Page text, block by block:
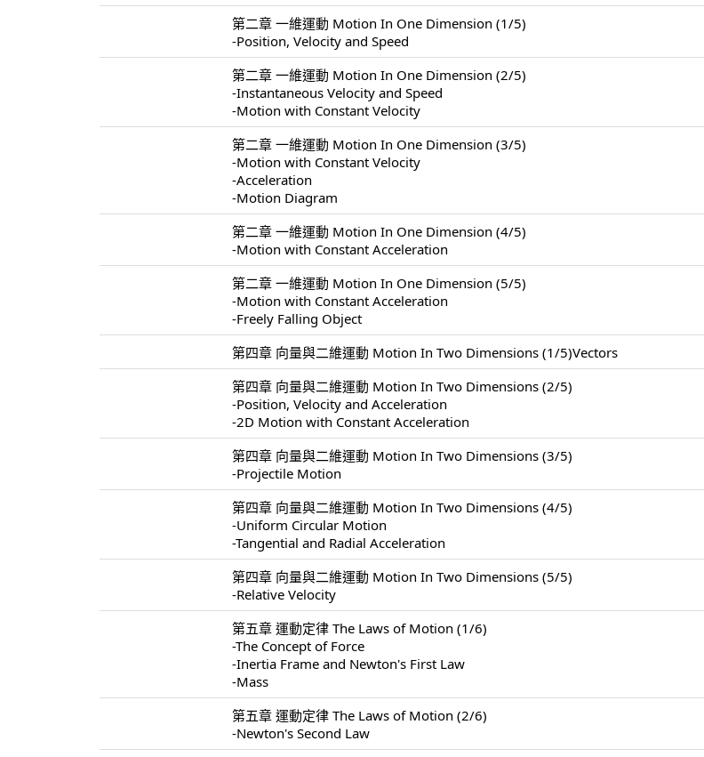
第二章 一維運動 Motion In One Dimension (1/5)
-Position, Velocity and Speed
第二章 一維運動 Motion In One Dimension (2/5)
-Instantaneous Velocity and Speed
-Motion with Constant Velocity
第二章 一維運動 Motion In One Dimension (3/5)
-Motion with Constant Velocity
-Acceleration
-Motion Diagram
第二章 一維運動 Motion In One Dimension (4/5)
-Motion with Constant Acceleration
第二章 一維運動 Motion In One Dimension (5/5)
-Motion with Constant Acceleration
-Freely Falling Object
第四章 向量與二維運動 Motion In Two Dimensions (1/5)Vectors
第四章 向量與二維運動 Motion In Two Dimensions (2/5)
-Position, Velocity and Acceleration
-2D Motion with Constant Acceleration
第四章 向量與二維運動 Motion In Two Dimensions (3/5)
-Projectile Motion
第四章 向量與二維運動 Motion In Two Dimensions (4/5)
-Uniform Circular Motion
-Tangential and Radial Acceleration
第四章 向量與二維運動 Motion In Two Dimensions (5/5)
-Relative Velocity
第五章 運動定律 The Laws of Motion (1/6)
-The Concept of Force
-Inertia Frame and Newton's First Law
-Mass
第五章 運動定律 The Laws of Motion (2/6)
-Newton's Second Law